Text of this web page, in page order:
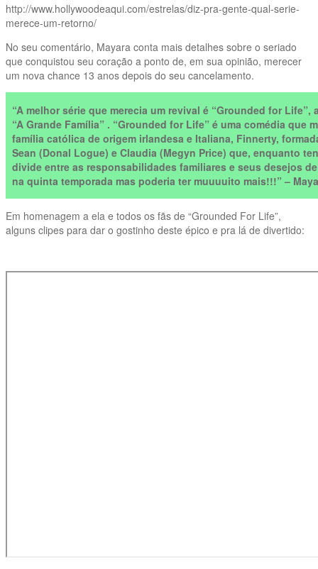
http://www.hollywoodeaqui.com/estrelas/diz-pra-gente-qual-serie-
merece-um-retorno/
No seu comentário, Mayara conta mais detalhes sobre o seriado
que conquistou seu coração a ponto de, em sua opinião, merecer
um nova chance 13 anos depois do seu cancelamento.
“A melhor série que merecia um revival é “Grounded for Life”,
“A Grande Família” . “Grounded for Life” é uma comédia que
família católica de origem irlandesa e Italiana, Finnerty,
Sean (Donal Logue) e Claudia (Megyn Price) que, enquanto
divide entre as responsabilidades familiares e seus desejos
na quinta temporada mas poderia ter muuuuito mais!!!” –
Em homenagem a ela e todos os fãs de “Grounded For Life”,
alguns clipes para dar o gostinho deste épico e pra lá de divertido: